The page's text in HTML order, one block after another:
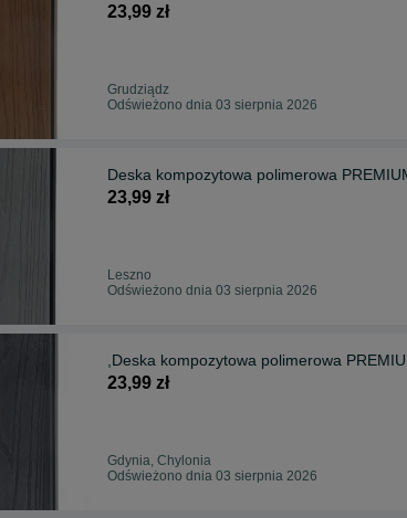
23,99 zł
Grudziądz
Odświeżono dnia 03 sierpnia 2026
Deska kompozytowa polimerowa
23,99 zł
Leszno
Odświeżono dnia 03 sierpnia 2026
,Deska kompozytowa polimerowa
23,99 zł
Gdynia, Chylonia
Odświeżono dnia 03 sierpnia 2026